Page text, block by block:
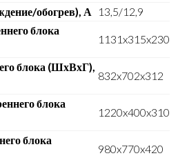
обогрев), А
13,5/12,9
блока
1131x315x230
блока (ШхВхГ),
832x702x312
блока
1220x400x310
блока
980x770x420